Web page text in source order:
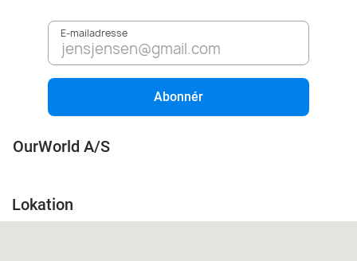
E-mailadresse
Abonnér
OurWorld A/S
Lokation